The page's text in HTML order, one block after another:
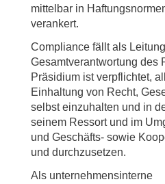
mittelbar in
verankert.
Compliance fällt als
Gesamtverantwortung des
Präsidium ist verpflichtet,
Einhaltung von Recht,
selbst einzuhalten und in
seinem Ressort und im
und Geschäfts- sowie
und durchzusetzen.
Als unternehmensinterne